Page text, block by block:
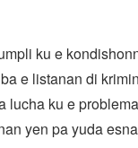
ku e
e listanan di
lucha ku e
yen pa yuda